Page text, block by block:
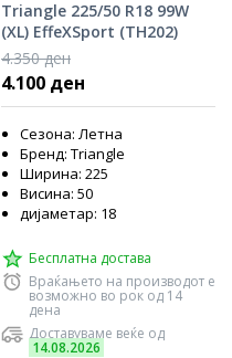
Triangle 225/50 R18 99W
(XL) EffeXSport (TH202)
4.350 ден
4.100 ден
Сезона: Летна
Бренд: Triangle
Ширина: 225
Висина: 50
дијаметар: 18
Бесплатна достава
Враќањето на производот е
возможно во рок од 14
дена
Доставуваме веќе од
14.08.2026